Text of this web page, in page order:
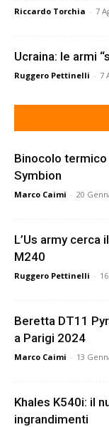
Riccardo Torchia - 7
Ucraina: le armi
Ruggero Pettinelli - 7
Binocolo
Symbion
Marco Caimi - 20
L’Us army
M240
Ruggero Pettinelli -
Beretta DT11
a Parigi 2024
Marco Caimi - 13
Khales K540i: il
ingrandimenti